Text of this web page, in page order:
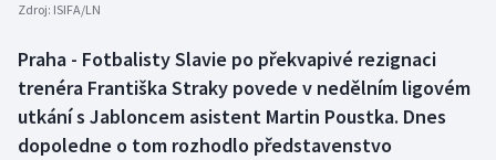
Box
Curling
Zdroj: ISIFA/LN
Praha - Fotbalisty Slavie po překvapivé rezignaci
trenéra Františka Straky povede v nedělním ligovém
utkání s Jabloncem asistent Martin Poustka. Dnes
dopoledne o tom rozhodlo představenstvo